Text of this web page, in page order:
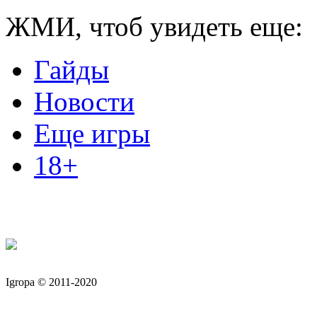
ЖМИ, чтоб увидеть еще:
Гайды
Новости
Еще игры
18+
Igropa © 2011-2020